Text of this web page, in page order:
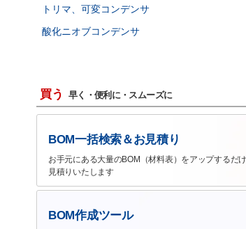
トリマ、可変コンデンサ
酸化ニオブコンデンサ
買う 早く・便利に・スムーズに
BOM一括検索＆お見積り
お手元にある大量のBOM（材料表）をアップするだ
見積りいたします
BOM作成ツール